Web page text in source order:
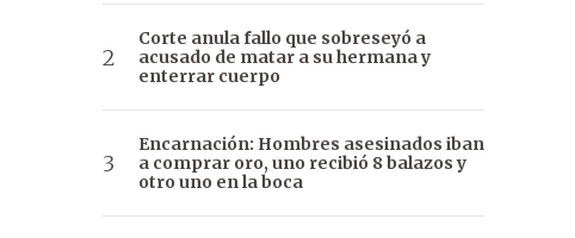
Corte anula fallo que sobreseyó a
acusado de matar a su hermana y
enterrar cuerpo
Encarnación: Hombres asesinados iban
a comprar oro, uno recibió 8 balazos y
otro uno en la boca